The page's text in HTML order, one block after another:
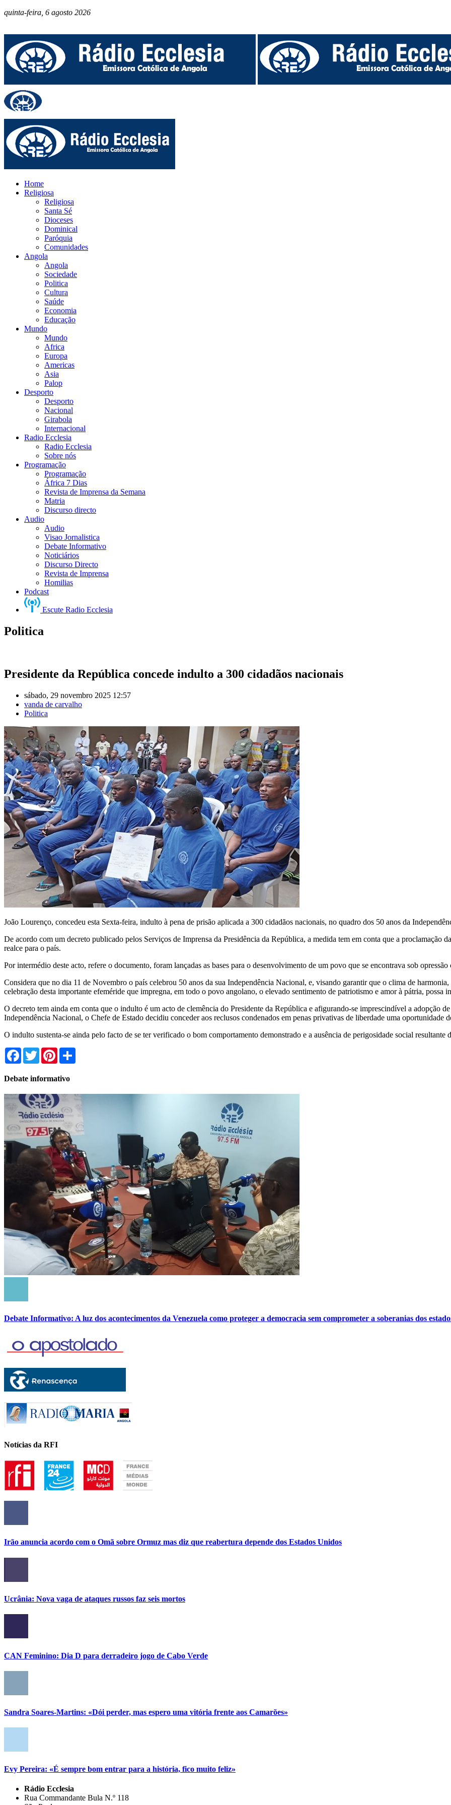
quinta-feira, 6 agosto 2026
Home
Religiosa
Religiosa
Santa Sé
Dioceses
Dominical
Paróquia
Comunidades
Angola
Angola
Sociedade
Politica
Cultura
Saúde
Economia
Educação
Mundo
Mundo
Africa
Europa
Americas
Asia
Palop
Desporto
Desporto
Nacional
Girabola
Internacional
Radio Ecclesia
Radio Ecclesia
Sobre nós
Programação
Programação
África 7 Dias
Revista de Imprensa da Semana
Matria
Discurso directo
Audio
Audio
Visao Jornalistica
Debate Informativo
Noticiários
Discurso Directo
Revista de Imprensa
Homilias
Podcast
Escute Radio Ecclesia
Politica
Presidente da República concede indulto a 300 cidadãos nacionais
sábado, 29 novembro 2025 12:57
vanda de carvalho
Politica
João Lourenço, concedeu esta Sexta-feira, indulto à pena de prisão aplicada a 300 cidadãos nacionais, no quadro dos 50 anos da
De acordo com um decreto publicado pelos Serviços de Imprensa da Presidência da República, a medida tem em conta que a proclamação
realce para o país.
Por intermédio deste acto, refere o documento, foram lançadas as bases para o desenvolvimento de um povo que se encontrava sob
Considera que no dia 11 de Novembro o país celebrou 50 anos da sua Independência Nacional, e, visando garantir que o clima de
celebração desta importante efeméride que impregna, em todo o povo angolano, o elevado sentimento de patriotismo e amor à pátria,
O decreto tem ainda em conta que o indulto é um acto de clemência do Presidente da República e afigurando-se imprescindível a adopção
Independência Nacional, o Chefe de Estado decidiu conceder aos reclusos condenados em penas privativas de liberdade uma oportunidade
O indulto sustenta-se ainda pelo facto de se ter verificado o bom comportamento demonstrado e a ausência de perigosidade social resultante
Facebook
TwitterPinterest
Debate informativo
Debate Informativo: A luz dos acontecimentos da Venezuela como proteger a democracia sem comprometer a soberanias dos
Notícias da RFI
Irão anuncia acordo com o Omã sobre Ormuz mas diz que reabertura depende dos Estados Unidos
Ucrânia: Nova vaga de ataques russos faz seis mortos
CAN Feminino: Dia D para derradeiro jogo de Cabo Verde
Sandra Soares-Martins: «Dói perder, mas espero uma vitória frente aos Camarões»
Evy Pereira: «É sempre bom entrar para a história, fico muito feliz»
Rádio Ecclesia
Rua Commandante Bula N.º 118